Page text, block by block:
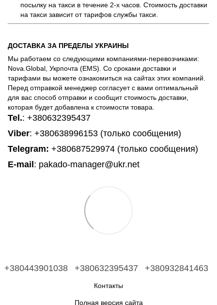
посылку на такси в течение 2-х часов. Стоимость доставки
на такси зависит от тарифов службы такси.
ДОСТАВКА ЗА ПРЕДЕЛЫ УКРАИНЫ
Мы работаем со следующими компаниями-перевозчиками:
Nova.Global, Укрпочта (EMS). Со сроками доставки и
тарифами вы можете ознакомиться на сайтах этих компаний.
Перед отправкой менеджер согласует с вами оптимальный
для вас способ отправки и сообщит стоимость доставки,
которая будет добавлена к стоимости товара.
Tel.: +380632395437
Viber: +380638996153 (только сообщения)
Telegram: +380687529974 (только сообщения)
E-mail : pakado-manager@ukr.net
+380443901038 +380632395437 +380932841463
Контакты
Полная версия сайта